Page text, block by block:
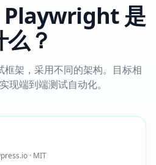
Playwright 是
么？
框架，采用不同的架构。目标相
现端到端测试自动化。
· MIT